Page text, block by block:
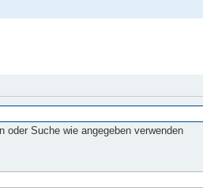
oder Suche wie angegeben verwenden